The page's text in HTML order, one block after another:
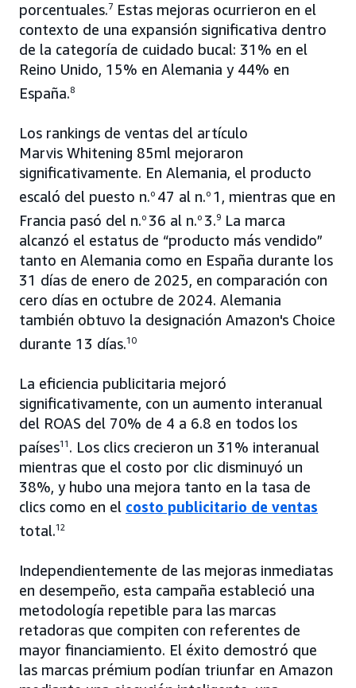
porcentuales.7 Estas mejoras ocurrieron en el
contexto de una expansión significativa dentro
de la categoría de cuidado bucal: 31% en el
Reino Unido, 15% en Alemania y 44% en
España.8
Los rankings de ventas del artículo
Marvis Whitening 85ml mejoraron
significativamente. En Alemania, el producto
escaló del puesto n.o 47 al n.o 1, mientras que en
Francia pasó del n.o 36 al n.o 3.9 La marca
alcanzó el estatus de “producto más vendido”
tanto en Alemania como en España durante los
31 días de enero de 2025, en comparación con
cero días en octubre de 2024. Alemania
también obtuvo la designación Amazon's Choice
durante 13 días.10
La eficiencia publicitaria mejoró
significativamente, con un aumento interanual
del ROAS del 70% de 4 a 6.8 en todos los
países11 . Los clics crecieron un 31% interanual
mientras que el costo por clic disminuyó un
38%, y hubo una mejora tanto en la tasa de
clics como en el costo publicitario de ventas
total.12
Independientemente de las mejoras inmediatas
en desempeño, esta campaña estableció una
metodología repetible para las marcas
retadoras que compiten con referentes de
mayor financiamiento. El éxito demostró que
las marcas prémium podían triunfar en Amazon